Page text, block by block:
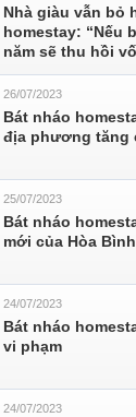
Nhà giàu vẫn bỏ
homestay: “Nếu
năm sẽ thu hồi
26/07/2023
Bát nháo
địa phương tăng
25/07/2023
Bát nháo
mới của Hòa Bình
24/07/2023
Bát nháo
vi phạm
24/07/2023